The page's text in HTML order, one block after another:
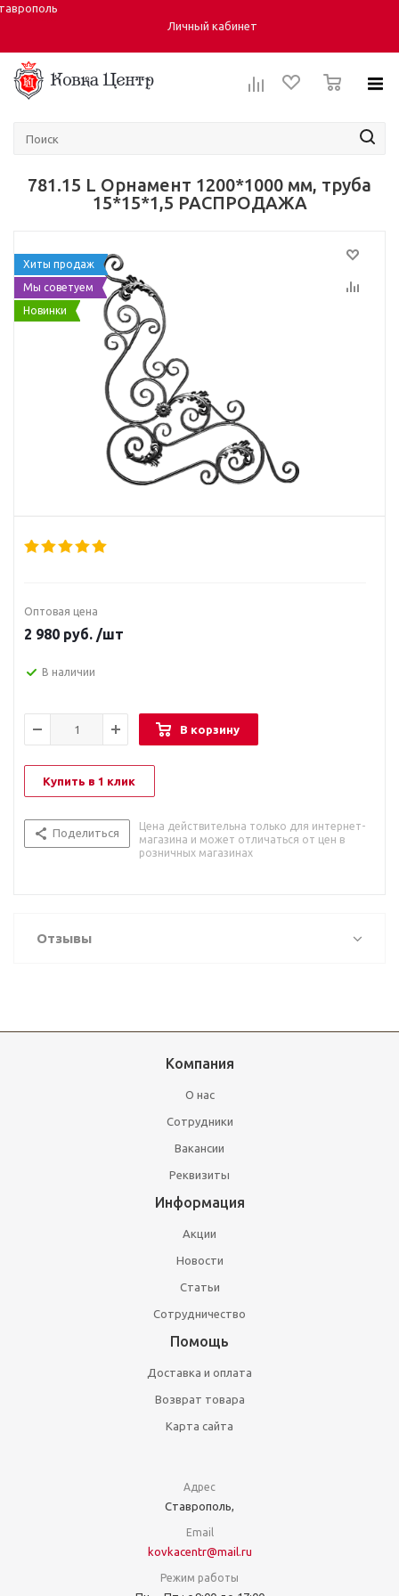
Личный кабинет
781.15 L Орнамент 1200*1000 мм, труба
15*15*1,5 РАСПРОДАЖА
Хиты продаж
Мы советуем
Новинки
Оптовая цена
2 980 руб. /шт
В наличии
В корзину
Купить в 1 клик
Поделиться
Цена действительна только для интернет-
магазина и может отличаться от цен в
розничных магазинах
Отзывы
Компания
О нас
Сотрудники
Вакансии
Реквизиты
Информация
Акции
Новости
Статьи
Сотрудничество
Помощь
Доставка и оплата
Возврат товара
Карта сайта
Адрес
Ставрополь,
Email
kovkacentr@mail.ru
Режим работы